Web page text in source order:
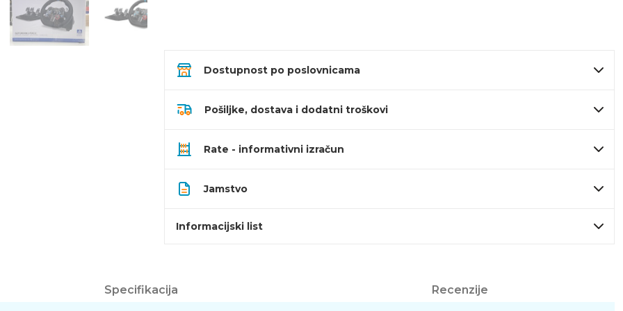
Dostupnost po poslovnicama
Pošiljke, dostava i dodatni troškovi
Rate - informativni izračun
Jamstvo
Informacijski list
Specifikacija Recenzije